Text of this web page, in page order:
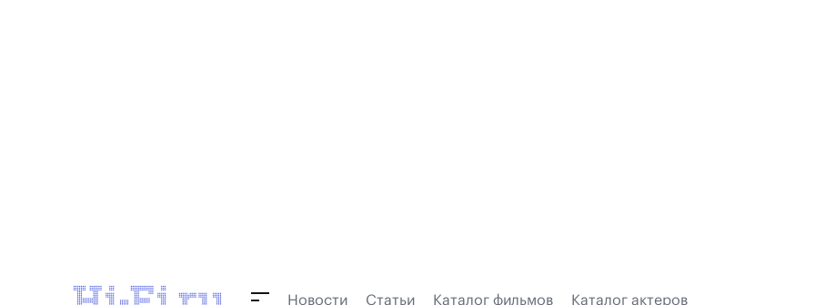
Новости Статьи Каталог фильмов Каталог актеров